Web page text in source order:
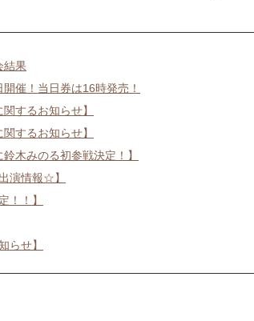
結果
催！当日券は16時発売！
するお知らせ】
するお知らせ】
木みのる初参戦決定！】
演情報☆】
！！】
らせ】